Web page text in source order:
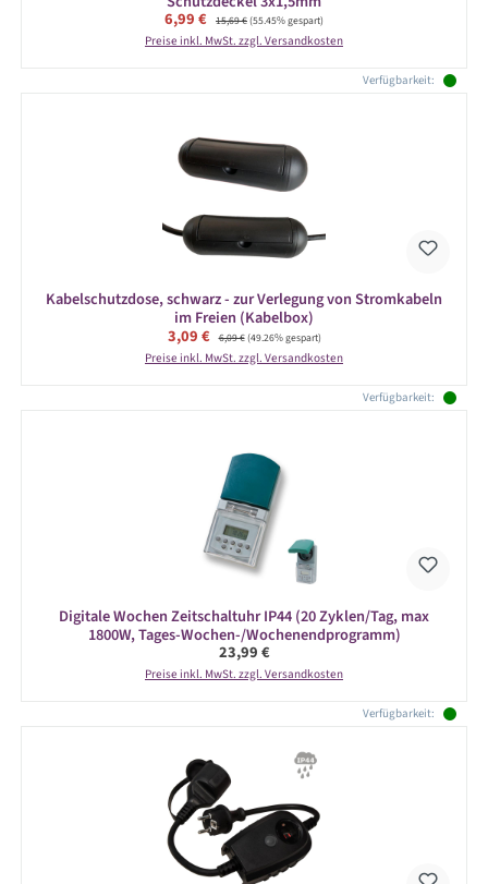
Verkaufspreis:
6,99 € Regulärer Preis:
15,69 €(55.45% gespart)
Preise inkl. MwSt. zzgl. Versandkosten
Verfügbarkeit:
Kabelschutzdose, schwarz - zur Verlegung von Stromkabeln
im Freien (Kabelbox)
Verkaufspreis:
3,09 € Regulärer Preis:
6,09 €(49.26% gespart)
Preise inkl. MwSt. zzgl. Versandkosten
Verfügbarkeit:
Digitale Wochen Zeitschaltuhr IP44 (20 Zyklen/Tag, max
1800W, Tages-Wochen-/Wochenendprogramm)
Regulärer Preis:
23,99 €
Preise inkl. MwSt. zzgl. Versandkosten
Verfügbarkeit: